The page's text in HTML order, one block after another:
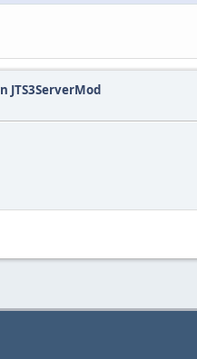
JTS3ServerMod